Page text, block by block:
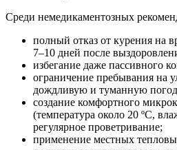
Среди немедикаментозных
полный отказ от курения на
7–10 дней после
избегание даже пассивного
ограничение пребывания на
дождливую и туманную
создание комфортного
(температура около 20 ºС,
регулярное проветривание;
применение местных